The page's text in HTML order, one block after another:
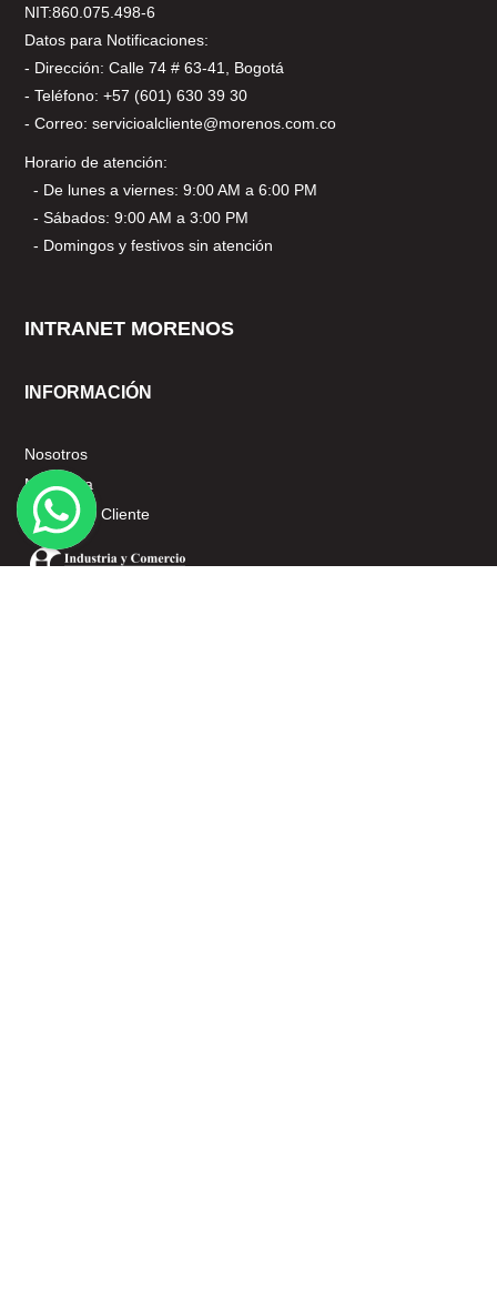
NIT:860.075.498-6
Datos para Notificaciones:
- Dirección: Calle 74 # 63-41, Bogotá
- Teléfono: +57 (601) 630 39 30
- Correo: servicioalcliente@morenos.com.co
Horario de atención:
- De lunes a viernes: 9:00 AM a 6:00 PM
- Sábados: 9:00 AM a 3:00 PM
- Domingos y festivos sin atención
INTRANET MORENOS
INFORMACIÓN
Nosotros
Mi cuenta
Servicio al Cliente